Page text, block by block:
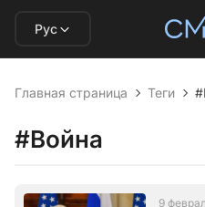
Рус
Главная страница Теги
#Война
9